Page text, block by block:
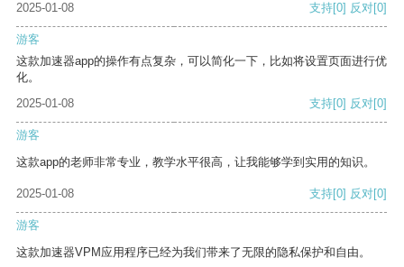
2025-01-08 支持[0] 反对[0]
游客
这款加速器app的操作有点复杂，可以简化一下，比如将设置页面进行优
化。
2025-01-08
支持[0] 反对[0]
游客
这款app的老师非常专业，教学水平很高，让我能够学到实用的知识。
2025-01-08 支持[0] 反对[0]
游客
这款加速器VPM应用程序已经为我们带来了无限的隐私保护和自由。